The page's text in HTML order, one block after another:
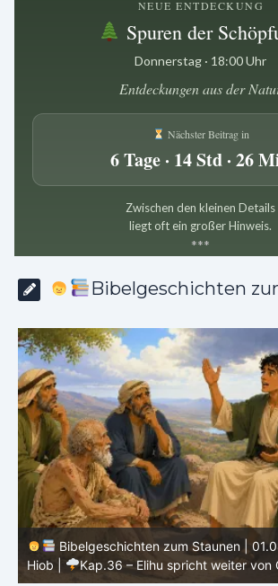
NEUE ENTDECKUNG
Spuren der
Donnerstag · 18:00 Uhr
Entdeckungen aus der
Nächster Beitrag in
6 Tage · 14 Std · 26
Zwischen den kleinen Details
liegt oft ein großer Hinweis.
***
Bibelgeschichten
Bibelgeschichten zum Staunen |
|
Kap.35 – Elihu spricht über Gott,